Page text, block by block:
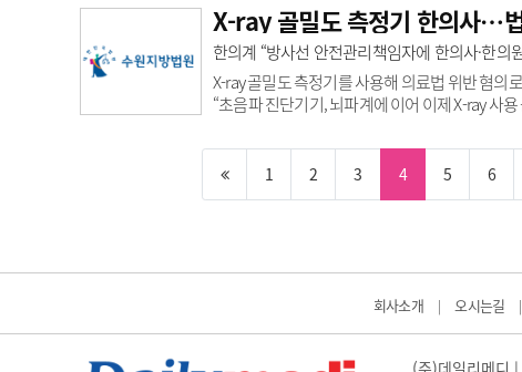
제품 개발부터 제품화 및 임상, 고도화 등 산업화
▲한약제제 ▲한의융복합 ▲한의약 활용 응용제
제품 개발을 통한 시장경쟁력 확보 ▲한의약 기
X-ray 골밀도 측정기 한의사…법
한의계 “방사선 안전관리책임자에 한의사·한의
X-ray 골밀도 측정기를 사용해 의료법 위반 혐의
“초음파 진단기기, 뇌파계에 이어 이제 X-ray 사
의료법 위반 무죄 확정증명서를 발급했다. 항소
법원은 지난 2006년부터 2018년까지 X-ray 방
1 2 3 4 5 6
회사소개 | 오시는길 |
(주)데일리메디